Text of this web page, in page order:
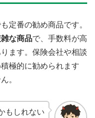
定番の勧め商品です。
な商品で、手数料が高
ます。保険会社や相談
極的に勧められます
。
もしれない